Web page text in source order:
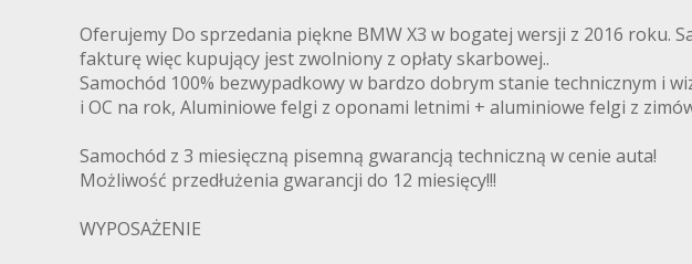
Oferujemy Do sprzedania piękne BMW X3 w bogatej wersji z 2016 roku.
fakturę więc kupujący jest zwolniony z opłaty skarbowej..
Samochód 100% bezwypadkowy w bardzo dobrym stanie technicznym i
i OC na rok, Aluminiowe felgi z oponami letnimi + aluminiowe felgi z
Samochód z 3 miesięczną pisemną gwarancją techniczną w cenie auta!
Możliwość przedłużenia gwarancji do 12 miesięcy!!!
WYPOSAŻENIE